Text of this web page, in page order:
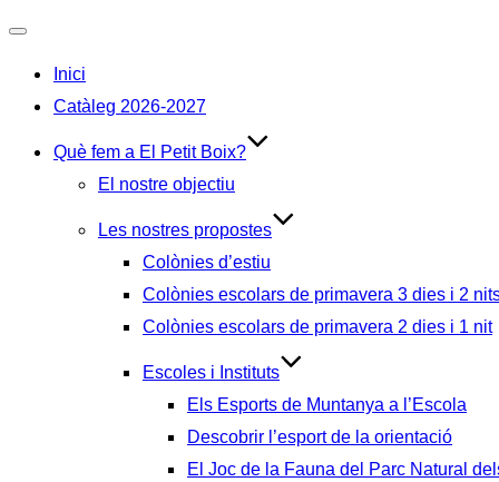
navegación
Inici
Catàleg 2026-2027
Què fem a El Petit Boix?
El nostre objectiu
Les nostres propostes
Colònies d’estiu
Colònies escolars de primavera 3 dies i 2
Colònies escolars de primavera 2 dies i 1 nit
Escoles i Instituts
Els Esports de Muntanya a l’Escola
Descobrir l’esport de la orientació
El Joc de la Fauna del Parc Natural